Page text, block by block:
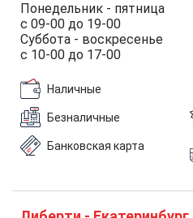
Понедельник - пятница
с 09-00 до 19-00
Суббота - воскресенье
с 10-00 до 17-00
Наличные
Безналичные
Банковская карта